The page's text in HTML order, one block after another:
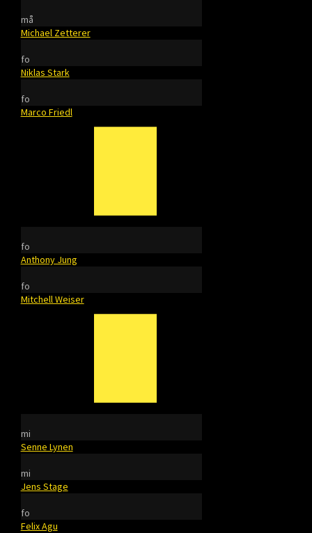
må
Michael Zetterer
fo
Niklas Stark
fo
Marco Friedl
fo
Anthony Jung
fo
Mitchell Weiser
mi
Senne Lynen
mi
Jens Stage
fo
Felix Agu